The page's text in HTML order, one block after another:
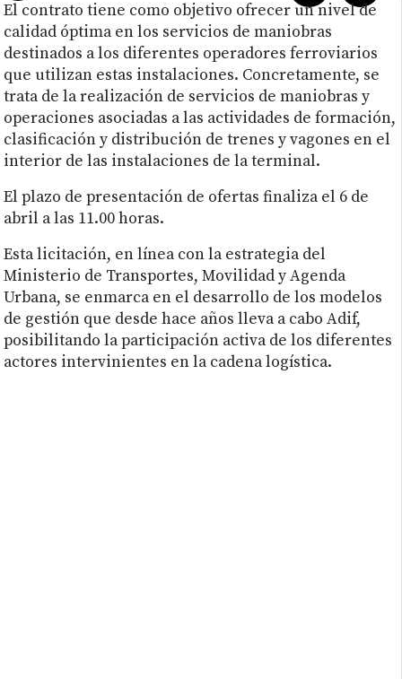
El contrato tiene como objetivo ofrecer un nivel de
calidad óptima en los servicios de maniobras
destinados a los diferentes operadores ferroviarios
que utilizan estas instalaciones. Concretamente, se
trata de la realización de servicios de maniobras y
operaciones asociadas a las actividades de formación,
clasificación y distribución de trenes y vagones en el
interior de las instalaciones de la terminal.
El plazo de presentación de ofertas finaliza el 6 de
abril a las 11.00 horas.
Esta licitación, en línea con la estrategia del
Ministerio de Transportes, Movilidad y Agenda
Urbana, se enmarca en el desarrollo de los modelos
de gestión que desde hace años lleva a cabo Adif,
posibilitando la participación activa de los diferentes
actores intervinientes en la cadena logística.